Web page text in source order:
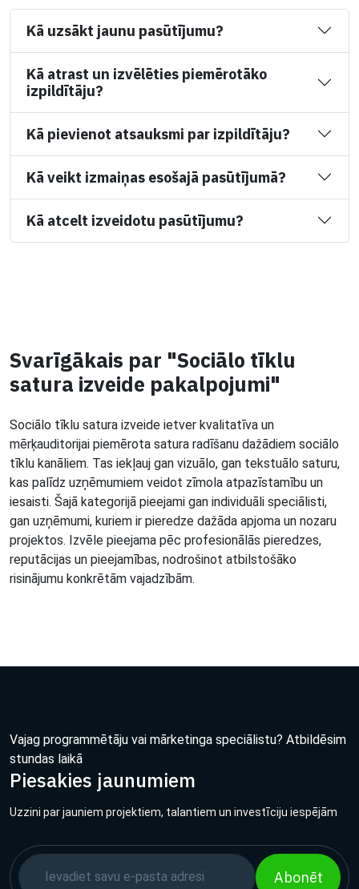
Kā uzsākt jaunu pasūtījumu?
Kā atrast un izvēlēties piemērotāko
izpildītāju?
Kā pievienot atsauksmi par izpildītāju?
Kā veikt izmaiņas esošajā pasūtījumā?
Kā atcelt izveidotu pasūtījumu?
Svarīgākais par "Sociālo tīklu
satura izveide pakalpojumi"
Sociālo tīklu satura izveide ietver kvalitatīva un
mērķauditorijai piemērota satura radīšanu dažādiem sociālo
tīklu kanāliem. Tas iekļauj gan vizuālo, gan tekstuālo saturu,
kas palīdz uzņēmumiem veidot zīmola atpazīstamību un
iesaisti. Šajā kategorijā pieejami gan individuāli speciālisti,
gan uzņēmumi, kuriem ir pieredze dažāda apjoma un nozaru
projektos. Izvēle pieejama pēc profesionālās pieredzes,
reputācijas un pieejamības, nodrošinot atbilstošāko
risinājumu konkrētām vajadzībām.
Vajag programmētāju vai mārketinga speciālistu? Atbildēsim
stundas laikā
Piesakies jaunumiem
Uzzini par jauniem projektiem, talantiem un investīciju iespējām
Abonēt